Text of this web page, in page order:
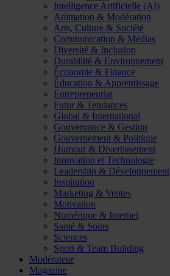
Intelligence Artificielle (AI)
Animation & Modération
Arts, Culture & Société
Communication & Médias
Diversité & Inclusion
Durabilité & Environnement
Économie & Finance
Éducation & Apprentissage
Entrepreneuriat
Futur & Tendances
Global & International
Gouvernance & Gestion
Gouvernement & Politique
Humour & Divertissement
Innovation et Technologie
Leadership & Développement
Inspiration
Marketing & Ventes
Motivation
Numérique & Internet
Santé & Soins
Sciences
Sport & Team Building
Modérateur
Magazine